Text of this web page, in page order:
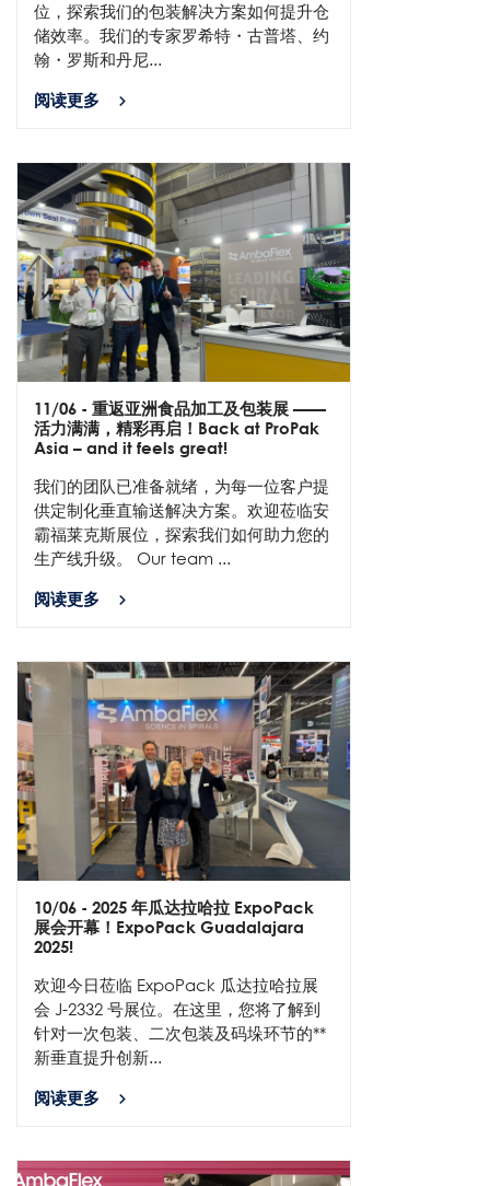
位，探索我们的包装解决方案如何提升仓
储效率。我们的专家罗希特・古普塔、约
翰・罗斯和丹尼...
阅读更多
11/06 - 重返亚洲食品加工及包装展 ——
活力满满，精彩再启！Back at ProPak
Asia – and it feels great!
我们的团队已准备就绪，为每一位客户提
供定制化垂直输送解决方案。欢迎莅临安
霸福莱克斯展位，探索我们如何助力您的
生产线升级。 Our team ...
阅读更多
10/06 - 2025 年瓜达拉哈拉 ExpoPack
展会开幕！ExpoPack Guadalajara
2025!
欢迎今日莅临 ExpoPack 瓜达拉哈拉展
会 J-2332 号展位。在这里，您将了解到
针对一次包装、二次包装及码垛环节的**
新垂直提升创新...
阅读更多